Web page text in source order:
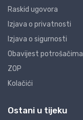
Raskid ugovora
Izjava o privatnosti
Izjava o sigurnosti
Obavijest potrošačima
ZOP
Kolačići
Ostani u tijeku